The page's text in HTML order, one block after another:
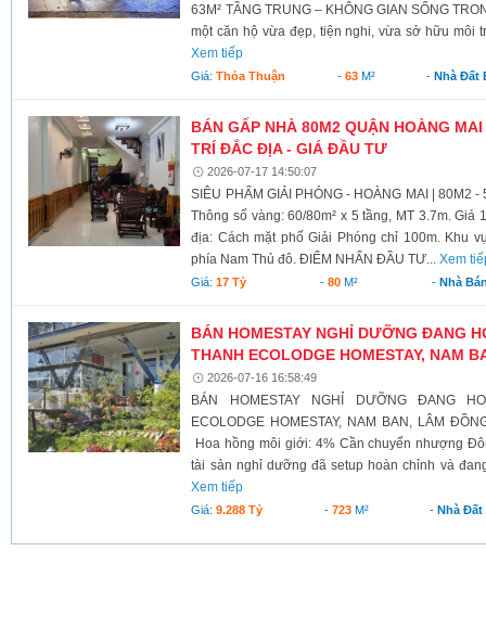
63M² TẦNG TRUNG – KHÔNG GIAN SỐNG
một căn hộ vừa đẹp, tiện nghi, vừa sở hữu môi
Xem tiếp
Giá:Thỏa Thuận - 63M² -Nhà Đất
BÁN GẤP NHÀ 80M2 QUẬN HOÀNG
TRÍ ĐẮC ĐỊA - GIÁ ĐẦU TƯ
2026-07-17 14:50:07
SIÊU PHẨM GIẢI PHÓNG - HOÀNG MAI | 80M2
Thông số vàng: 60/80m² x 5 tầng, MT 3.7m.
địa: Cách mặt phố Giải Phóng chỉ 100m. Khu
phía Nam Thủ đô. ĐIỂM NHẤN ĐẦU TƯ...Xem
Giá:17 Tỷ -80 M² - Nhà
BÁN HOMESTAY NGHỈ DƯỠNG ĐANG
THANH ECOLODGE HOMESTAY, NAM
2026-07-16 16:58:49
BÁN HOMESTAY NGHỈ DƯỠNG ĐANG
ECOLODGE HOMESTAY, NAM BAN, LÂM
Hoa hồng môi giới: 4% Cần chuyển nhượng
tài sản nghỉ dưỡng đã setup hoàn chỉnh và
Xem tiếp
Giá:9.288 Tỷ - 723M² - Nhà Đất